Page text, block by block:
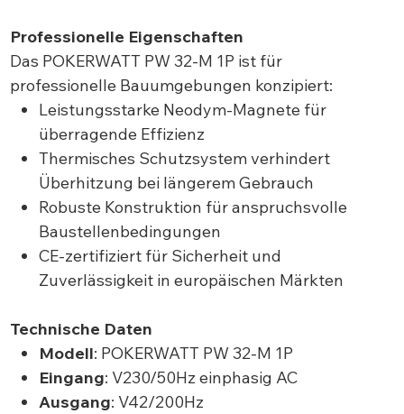
Professionelle Eigenschaften
Das POKERWATT PW 32-M 1P ist für
professionelle Bauumgebungen konzipiert:
Leistungsstarke Neodym-Magnete für
überragende Effizienz
Thermisches Schutzsystem verhindert
Überhitzung bei längerem Gebrauch
Robuste Konstruktion für anspruchsvolle
Baustellenbedingungen
CE-zertifiziert für Sicherheit und
Zuverlässigkeit in europäischen Märkten
Technische Daten
Modell: POKERWATT PW 32-M 1P
Eingang: V230/50Hz einphasig AC
Ausgang: V42/200Hz